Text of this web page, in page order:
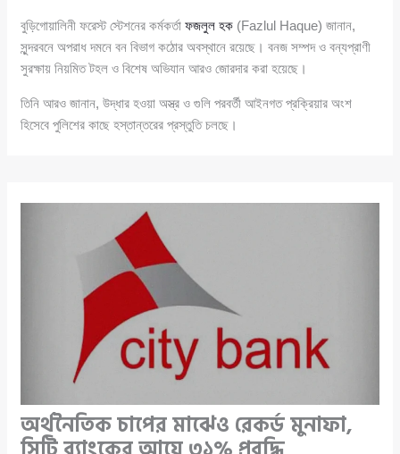
বুড়িগোয়ালিনী ফরেস্ট স্টেশনের কর্মকর্তাফজলুল হক (Fazlul Haque) জানান,
সুন্দরবনে অপরাধ দমনে বন বিভাগ কঠোর অবস্থানে রয়েছে। বনজ সম্পদ ও বন্যপ্রাণী
সুরক্ষায় নিয়মিত টহল ও বিশেষ অভিযান আরও জোরদার করা হয়েছে।
তিনি আরও জানান, উদ্ধার হওয়া অস্ত্র ও গুলি পরবর্তী আইনগত প্রক্রিয়ার অংশ
হিসেবে পুলিশের কাছে হস্তান্তরের প্রস্তুতি চলছে।
অর্থনৈতিক চাপের মাঝেও রেকর্ড মুনাফা,